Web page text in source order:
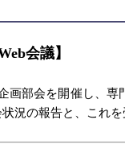
会議】
画部会を開催し、
況の報告と、これ